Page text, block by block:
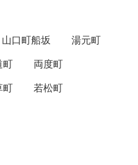
山口町船坂
湯元町
町
両度町
町
若松町